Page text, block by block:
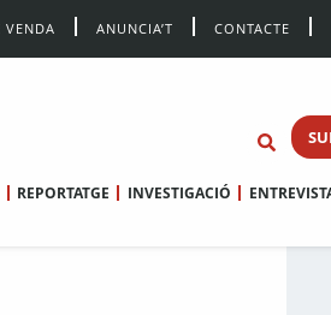
VENDA ANUNCIA’T CONTACTE
REPORTATGE INVESTIGACIÓ